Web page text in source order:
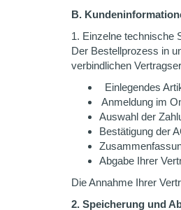
B.
1. Einzelne technische
Der Bestellprozess in
verbindlichen
Einlegendes
Anmeldung im
Auswahl der
Bestätigung der
Abgabe Ihrer
Die Annahme Ihrer
2. Speicherung und